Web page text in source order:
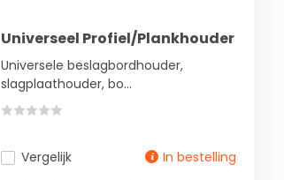
Universeel Profiel/Plankhouder
Universele beslagbordhouder,
slagplaathouder, bo...
Vergelijk
In bestelling